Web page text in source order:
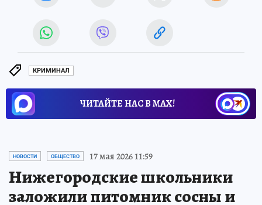
КРИМИНАЛ
ЧИТАЙТЕ НАС В МАХ!
НОВОСТИ ОБЩЕСТВО 17 мая 2026 11:59
Нижегородские школьники
заложили питомник сосны и